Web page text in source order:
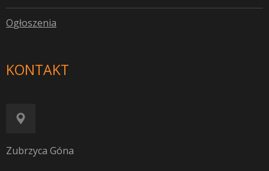
Ogłoszenia
KONTAKT
Zubrzyca Góna